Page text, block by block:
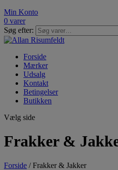
Min Konto
0 varer
Søg efter:
Forside
Mærker
Udsalg
Kontakt
Betingelser
Butikken
Vælg side
Frakker &
Forside / Frakker & Jakker